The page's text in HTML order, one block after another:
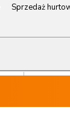
Sprzedaż